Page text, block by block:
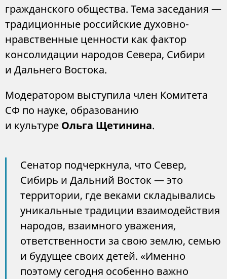
гражданского общества. Тема заседания —
традиционные российские духовно-
нравственные ценности как фактор
консолидации народов Севера, Сибири
и Дальнего Востока.
Модератором выступила член Комитета
СФ по науке, образованию
и культуре Ольга Щетинина.
Сенатор подчеркнула, что Север,
Сибирь и Дальний Восток — это
территории, где веками складывались
уникальные традиции взаимодействия
народов, взаимного уважения,
ответственности за свою землю, семью
и будущее своих детей. «Именно
поэтому сегодня особенно важно